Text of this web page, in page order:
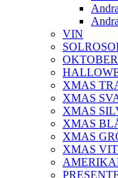
VIN
XMAS
XMAS
XMAS
XMAS
XMAS
XMAS